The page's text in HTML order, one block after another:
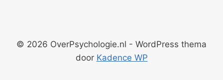
© 2026 OverPsychologie.nl - WordPress thema
door Kadence WP